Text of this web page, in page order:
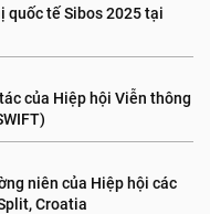
quốc tế Sibos 2025 tại
của Hiệp hội Viễn thông
niên của Hiệp hội các
Croatia